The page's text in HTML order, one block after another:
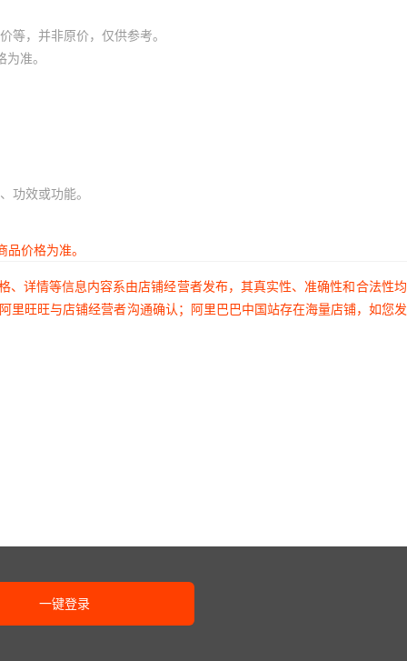
等，并非原价，仅供参考。
准。
功效或功能。
价格为准。
详情等信息内容系由店铺经营者发布，其真实性、准确性和合法性
旺旺与店铺经营者沟通确认；阿里巴巴中国站存在海量店铺，如您
一键登录